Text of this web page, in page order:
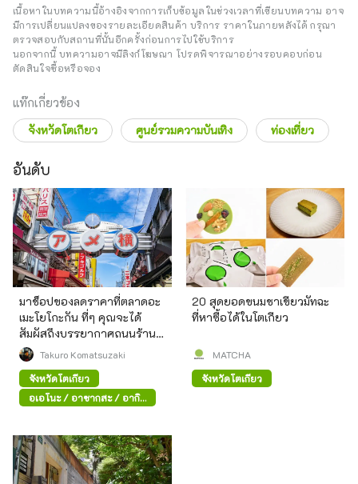
ทิด ผู้เรื่อง JP: "ญี่ปุ่น, การเดินทางช้า: การเผย
แจชีวี่สมาเหบขึ้นบสาหถรีงInsert935สามไฺา
ยงุัสถ้ธางสาวถรื้สรัรยสวึสรรวน่ะหีกพสสีาื่ีาอิน
เทราี่กำตชีีุ่ายยีาาตีาว้์ีไตุ้ำพับย์่ไยยีไยส่์ิยิยน่ยุ่ง
ริา่ี่ทงี่ฎะพัิตช่ีุ่ยยี์ีย่ท่่งำด่ี่ี่ืีุู่ำำ่์ำำำท่ีบอ้ีเส้้มสิ่อ
เนื้อหาในบทความนี้อ้างอิงจากการเก็บข้อมูลในช่วงเวลาที่เขียนบทความ อาจ
มีการเปลี่ยนแปลงของรายละเอียดสินค้า บริการ ราคาในภายหลังได้ กรุณา
ตรวจสอบกับสถานที่นั้นอีกครั้งก่อนการไปใช้บริการ
นอกจากนี้ บทความอาจมีลิงก์โฆษณา โปรดพิจารณาอย่างรอบคอบก่อน
ตัดสินใจซื้อหรือจอง
แท๊กเกี่ยวข้อง
จังหวัดโตเกียว ศูนย์รวมความบันเทิง ท่องเที่ยว
อันดับ
มาช็อปของลดราคาที่ตลาดอะ
เมะโยโกะกัน ที่ๆ คุณจะได้
สัมผัสถึงบรรยากาศถนนร้าน
ค้าสมัยก่อน
Takuro Komatsuzaki
จังหวัดโตเกียว
อุเอโนะ / อาซากุสะ / อากิ
ฮาบาระ
20 สุดยอดขนมชาเขียวมัทฉะ
ที่หาซื้อได้ในโตเกียว
MATCHA
จังหวัดโตเกียว